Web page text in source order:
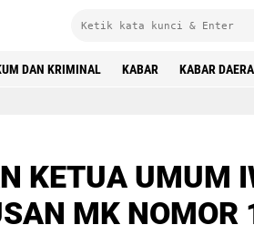
DAN KRIMINAL KABAR KABAR
KETUA UMUM
MK